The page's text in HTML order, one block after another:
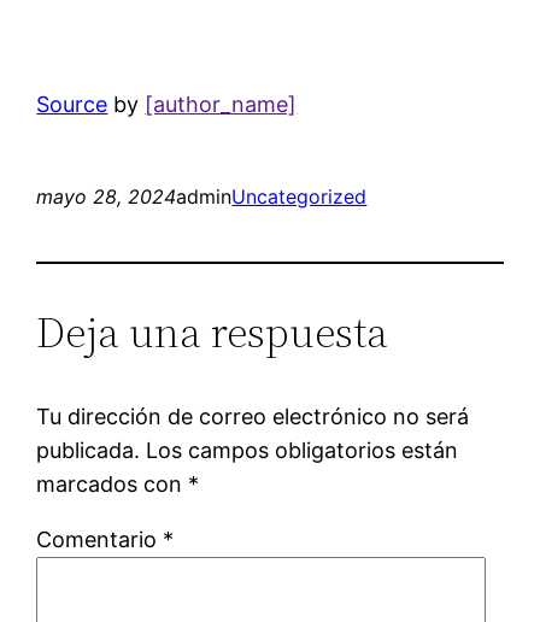
Source by [author_name]
mayo 28, 2024adminUncategorized
Deja una respuesta
Tu dirección de correo electrónico no será
publicada. Los campos obligatorios están
marcados con *
Comentario *